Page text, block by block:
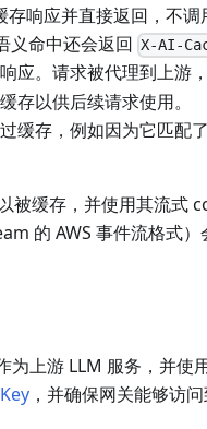
存响应并直接返回，不
义命中还会返回 X-AI-
响应。请求被代理到上游
存以供后续请求使用。
过缓存，例如因为它匹配
被缓存，并使用其流
的 AWS 事件流格式）
为上游 LLM 服务，并使
，并确保网关能够访